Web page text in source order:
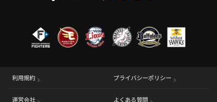
利用規約 プライバシーポリシー
運営会社 （別ウィンドウで開く） よくある質問